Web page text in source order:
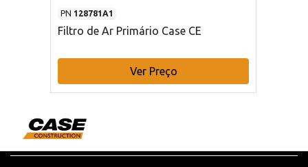
PN 128781A1
Filtro de Ar Primário Case CE
Ver Preço